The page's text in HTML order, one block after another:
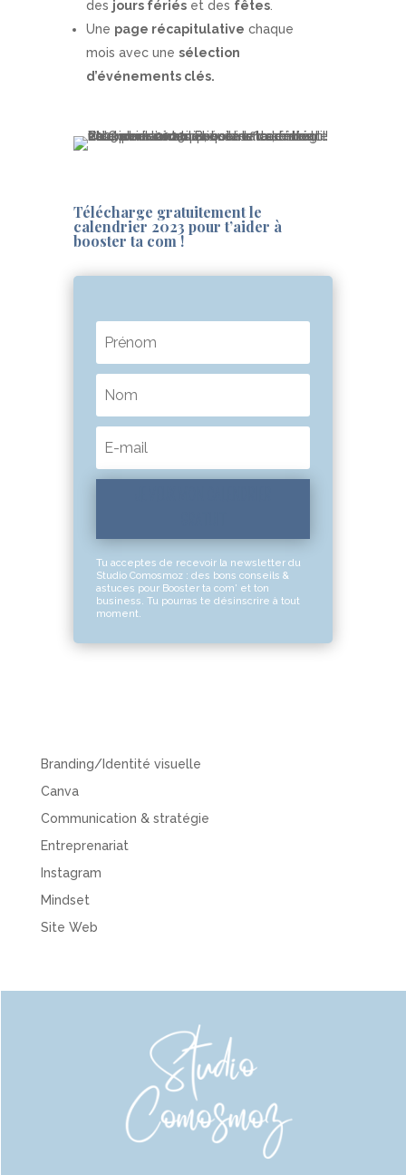
des jours fériés et des fêtes.
Une page récapitulative chaque
mois avec une sélection
d’événements clés.
Télécharge gratuitement le
calendrier 2023 pour t’aider à
booster ta com !
Tu acceptes de recevoir la newsletter du
Studio Comosmoz : des bons conseils &
astuces pour Booster ta com' et ton
business. Tu pourras te désinscrire à tout
moment.
Branding/Identité visuelle
Canva
Communication & stratégie
Entreprenariat
Instagram
Mindset
Site Web